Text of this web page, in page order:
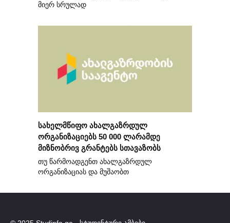
მიერ სრულად
სახელმწიფო ახალგაზრდულ
ორგანიზაციებს 50 000 ლარამდე
მიზნობრივ გრანტებს სთავაზობს
თუ წარმოადგენთ ახალგაზრდულ
ორგანიზაციას და მუშაობთ